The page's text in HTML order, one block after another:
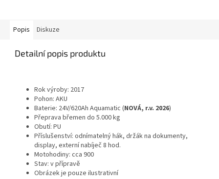
Popis Diskuze
Detailní popis produktu
Rok výroby: 2017
Pohon: AKU
Baterie: 24V/620Ah Aquamatic (NOVÁ, r.v. 2026)
Přeprava břemen do 5.000 kg
Obutí: PU
Příslušenství: odnímatelný hák, držák na dokumenty,
display, externí nabíječ 8 hod.
Motohodiny: cca 900
Stav: v přípravě
Obrázek je pouze ilustrativní